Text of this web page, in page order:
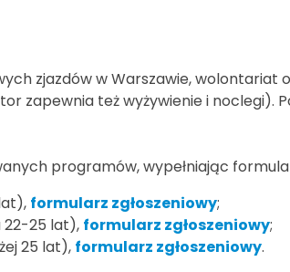
zjazdów w Warszawie, wolontariat
zapewnia też wyżywienie i noclegi).
programów, wypełniając
formularz zgłoszeniowy;
22-25 lat), formularz zgłoszeniowy;
25 lat), formularz zgłoszeniowy.